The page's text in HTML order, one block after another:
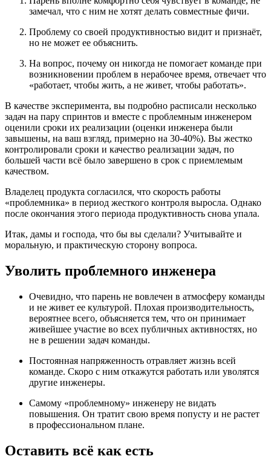
замечал, что с ним не хотят делать совместные фичи.
Проблему со своей продуктивностью видит и признаёт,
но не может ее объяснить.
На вопрос, почему он никогда не помогает команде при
возникновении проблем в нерабочее время, отвечает что
«работает, чтобы жить, а не живет, чтобы работать».
В качестве эксперимента, вы подробно расписали несколько
задач на пару спринтов и вместе с проблемным инженером
оценили сроки их реализации (оценки инженера были
завышены, на ваш взгляд, примерно на 30-40%). Вы жестко
контролировали сроки и качество реализации задач, по
большей части всё было завершено в срок с приемлемым
качеством.
Владелец продукта согласился, что скорость работы
«проблемника» в период жесткого контроля выросла. Однако
после окончания этого периода продуктивность снова упала.
Итак, дамы и господа, что бы вы сделали? Учитывайте и
моральную, и практическую сторону вопроса.
Уволить проблемного инженера
Очевидно, что парень не вовлечен в атмосферу команды
и не живет ее культурой. Плохая производительность,
вероятнее всего, объясняется тем, что он принимает
живейшее участие во всех публичных активностях, но
не в решении задач команды.
Постоянная напряженность отравляет жизнь всей
команде. Скоро с ним откажутся работать или уволятся
другие инженеры.
Самому «проблемному» инженеру не видать
повышения. Он тратит свою время попусту и не растет
в профессиональном плане.
Оставить всё как есть